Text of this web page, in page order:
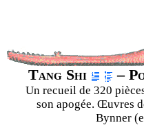
Tang Shi –
Un recueil de 320
son apogée. Œuvres
Bynner